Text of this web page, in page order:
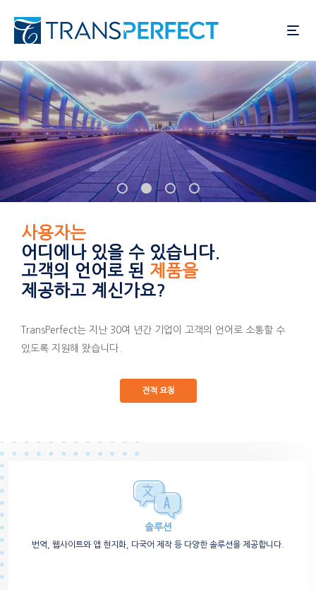
요
텐
건
너
뛰
기
목표 시장은
어디에나 있을 수 있습니다.
고객의 언어로 된 고객 경험을
제공하고 계신가요?
TransPerfect는 지난 30여 년간 기업이 고객의 언어로 소통할 수
있도록 지원해 왔습니다.
견적 요청
솔루션
번역, 웹사이트와 앱 현지화, 다국어 제작 등 다양한 솔루션을 제공합니다.